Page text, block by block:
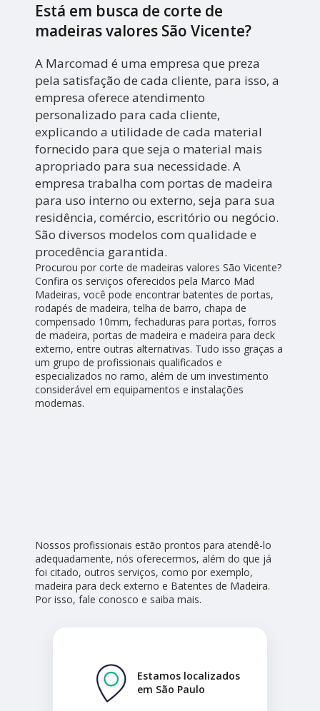
Está em busca de corte de
madeiras valores São Vicente?
A Marcomad é uma empresa que preza
pela satisfação de cada cliente, para isso, a
empresa oferece atendimento
personalizado para cada cliente,
explicando a utilidade de cada material
fornecido para que seja o material mais
apropriado para sua necessidade. A
empresa trabalha com portas de madeira
para uso interno ou externo, seja para sua
residência, comércio, escritório ou negócio.
São diversos modelos com qualidade e
procedência garantida.
Procurou por corte de madeiras valores São Vicente?
Confira os serviços oferecidos pela Marco Mad
Madeiras, você pode encontrar batentes de portas,
rodapés de madeira, telha de barro, chapa de
compensado 10mm, fechaduras para portas, forros
de madeira, portas de madeira e madeira para deck
externo, entre outras alternativas. Tudo isso graças a
um grupo de profissionais qualificados e
especializados no ramo, além de um investimento
considerável em equipamentos e instalações
modernas.
Nossos profissionais estão prontos para atendê-lo
adequadamente, nós oferecermos, além do que já
foi citado, outros serviços, como por exemplo,
madeira para deck externo e Batentes de Madeira.
Por isso, fale conosco e saiba mais.
Estamos localizados
em São Paulo